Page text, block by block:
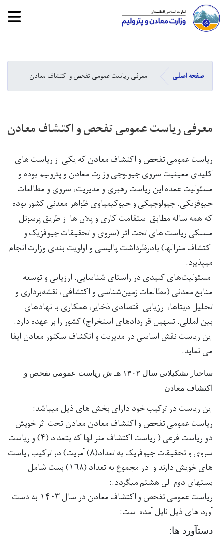
content
صفحه اصلی معرفی ریاست عمومی تفحص و اکتشاف معادن
معرفی ریاست عمومی تفحص و اکتشاف معادن
ریاست عمومی تفحص و اکتشاف معادن که یکی از ریاست های
کلیدی معینیت سروی جیولوجی وزارت معادن و پترولیم بوده و
مسئولیت عمده این ریاست رهبری و مدیریت، سروی و مطالعات
جیوفزیکی، جیولوجیکی و جیوکیمیاوی ظواهر معدنی کشور بوده
که همه ساله مطابق استقامت کاری و پلان ها از طریق پرسونل
مسلکی ریاست های تحت اثر (سروی و تحقیقات جیوفزیک و
اکتشاف منرالها) بادرظرداشت پالیسی و اولویت بندی وزارت انجام
میپذیرد.
مسئولیت‌های کلیدی در راستای شناسایی، ارزیابی و توسعه
منابع معدنی (مطالعات زمین‌شناسی و اکتشافی، نقشه‌برداری و
تحلیل دیتاها، ارزیابی اقتصادی ذخایر، همکاری با نهادهای
بین‌المللی، تسهیل قراردادهای استخراج) کشور را بر عهده دارد.
این ریاست نقش اساسی در مدیریت و انکشاف سکتور معادن ایفا
می نماید.
ساختار تشکیلاتی سال ۱۴۰۳ هـ ش ریاست عمومی تفحص و
اکتشاف معادن
این ریاست در ترکیب خود دارای بخش های ذیل میباشد:
ریاست عمومی تفحص و اکتشاف معادن معادن تحت اثر خویش
دو ریاست فرعی ( ریاست اکتشاف منرالها که بتعداد (۴) و ریاست
سروی و تحقیقات جیوفزیک به تعداد(۸) آمریت) در ترکیب ریاست
های خویش دارند و در مجموع به تعداد (۱۶۸) بست شامل
بستهای دوم الی هشتم میگردد.:
ریاست عمومی تفحص و اکتشاف معادن در سال ۱۴۰۳ به دست
آورد های ذیل نایل آمده است:
دستآورد ها: